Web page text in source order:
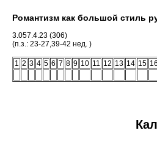
Романтизм как большой стиль
3.057.4.23 (306)
(п.з.: 23-27,39-42 нед. )
1 2 3 4 5 6 7 8 9 10 11 12 13 14 15 16